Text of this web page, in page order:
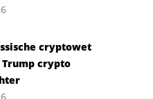
cryptowet
Trump crypto